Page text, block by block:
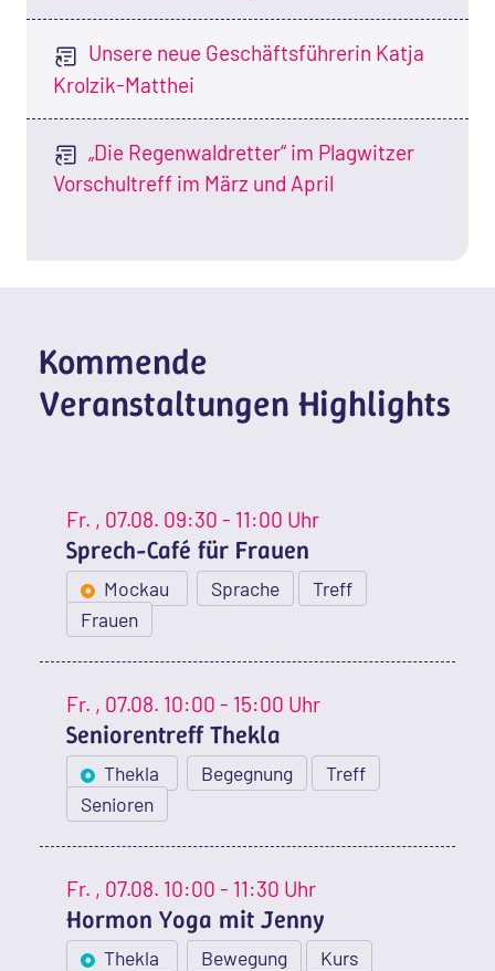
Unsere neue Geschäftsführerin Katja
Krolzik-Matthei
„Die Regenwaldretter“ im Plagwitzer
Vorschultreff im März und April
Kommende
Veranstaltungen Highlights
Fr. , 07.08. 09:30 - 11:00 Uhr
Sprech-Café für Frauen
Mockau Sprache
Treff
Frauen
Fr. , 07.08. 10:00 - 15:00 Uhr
Seniorentreff Thekla
Thekla Begegnung
Treff
Senioren
Fr. , 07.08. 10:00 - 11:30 Uhr
Hormon Yoga mit Jenny
Thekla Bewegung
Kurs